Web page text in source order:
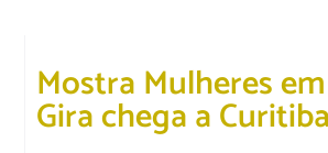
Mostra Mulheres
Gira chega a Curitiba